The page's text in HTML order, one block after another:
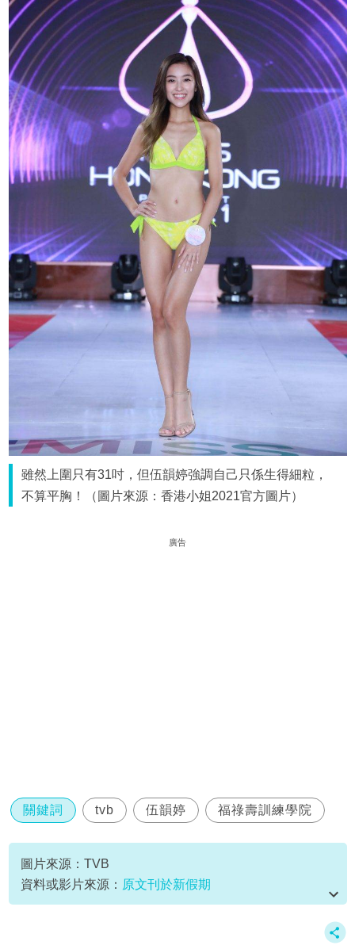
雖然上圍只有31吋，但伍韻婷強調自己只係生得細粒，
不算平胸！（圖片來源：香港小姐2021官方圖片）
廣告
關鍵詞 tvb 伍韻婷 福祿壽訓練學院
圖片來源：TVB
資料或影片來源： 原文刊於新假期